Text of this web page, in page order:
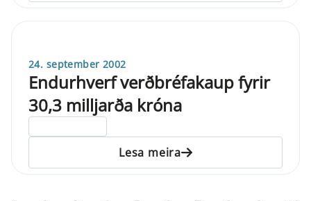
24. september 2002
Endurhverf verðbréfakaup fyrir
30,3 milljarða króna
Lesa meira